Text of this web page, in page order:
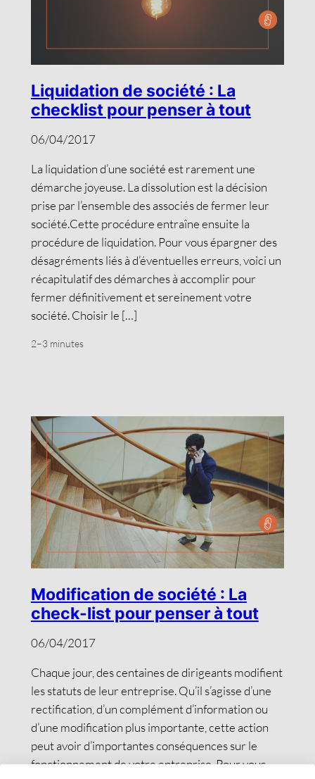
Liquidation de société : La
checklist pour penser à tout
06/04/2017
La liquidation d’une société est rarement une
démarche joyeuse. La dissolution est la décision
prise par l’ensemble des associés de fermer leur
société.Cette procédure entraîne ensuite la
procédure de liquidation. Pour vous épargner des
désagréments liés à d’éventuelles erreurs, voici un
récapitulatif des démarches à accomplir pour
fermer définitivement et sereinement votre
société. Choisir le […]
2–3 minutes
Modification de société : La
check-list pour penser à tout
06/04/2017
Chaque jour, des centaines de dirigeants modifient
les statuts de leur entreprise. Qu’il s’agisse d’une
rectification, d’un complément d’information ou
d’une modification plus importante, cette action
peut avoir d’importantes conséquences sur le
fonctionnement de votre entreprise. Pour vous